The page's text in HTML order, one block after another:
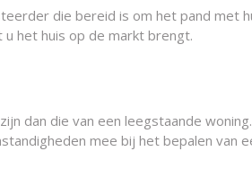
die bereid is om het pand met
het huis op de markt brengt.
dan die van een leegstaande
mee bij het bepalen van